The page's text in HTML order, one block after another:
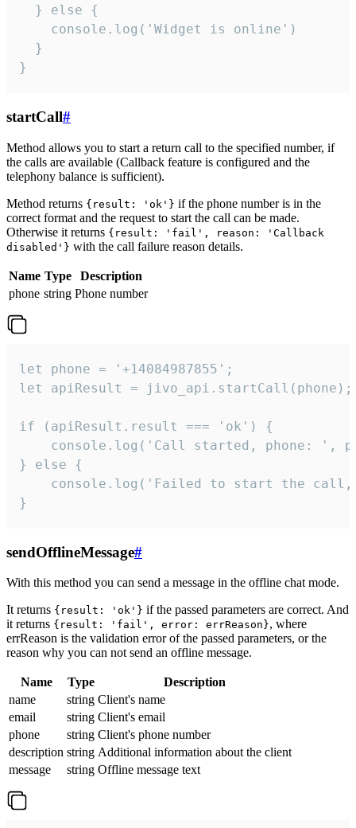
  } else {
    console.log('Widget is online')
  }
}
startCall#
Method allows you to start a return call to the specified number, if
the calls are available (Callback feature is configured and the
telephony balance is sufficient).
Method returns {result: 'ok'} if the phone number is in the
correct format and the request to start the call can be made.
Otherwise it returns {result: 'fail', reason: 'Callback
disabled'} with the call failure reason details.
Name Type
Description
phone string Phone number
let phone = '+14084987855';
let apiResult = jivo_api.startCall(phone);
if (apiResult.result === 'ok') {
console.log('Call started, phone: ',
} else {
console.log('Failed to start the
}
sendOfflineMessage#
With this method you can send a message in the offline chat mode.
It returns {result: 'ok'} if the passed parameters are correct. And
it returns {result: 'fail', error: errReason}, where
errReason is the validation error of the passed parameters, or the
reason why you can not send an offline message.
Name Type
Description
name
string Client's name
email
string Client's email
phone
string Client's phone number
description string Additional information about the client
message
string Offline message text